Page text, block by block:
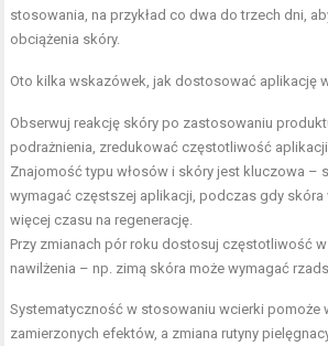
stosowania, na przykład co dwa do trzech dni,
obciążenia skóry.
Oto kilka wskazówek, jak dostosować aplikację
Obserwuj reakcję skóry po zastosowaniu
podrażnienia, zredukować częstotliwość aplikacji.
Znajomość typu włosów i skóry jest kluczowa –
wymagać częstszej aplikacji, podczas gdy skóra
więcej czasu na regenerację.
Przy zmianach pór roku dostosuj częstotliwość
nawilżenia – np. zimą skóra może wymagać
Systematyczność w stosowaniu wcierki pomoże
zamierzonych efektów, a zmiana rutyny